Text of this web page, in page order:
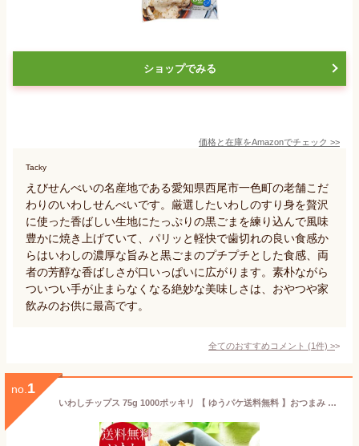
ショップでみる
価格と在庫をAmazonでチェック >>
Tacky
えびせんべいの名産地である愛知県西尾市一色町の老舗こだ
わりのいわしせんべいです。厳選したいわしのすり身を贅沢
に使った香ばしい生地にたっぷりの黒ごまを練り込んで風味
豊かに焼き上げていて、パリッと軽快で歯切れの良い食感か
らはいわしの濃厚な旨みと黒ごまのプチプチとした食感、両
者の芳醇な香ばしさが口いっぱいに広がります。素朴ながら
ついつい手が止まらなくなる絶妙な美味しさは、おやつや家
飲みのお供に最高です。
全てのおすすめコメント (1件) >
no. 1
いわしチップス 75g 1000ポッキリ 【 ゆうパケ送料無料 】おつまみ サクサクいわし スナック カルシウム 小魚 珍味 おやつ 駄菓子 鰯煎餅メール便送料無料 お試し ポイント消化